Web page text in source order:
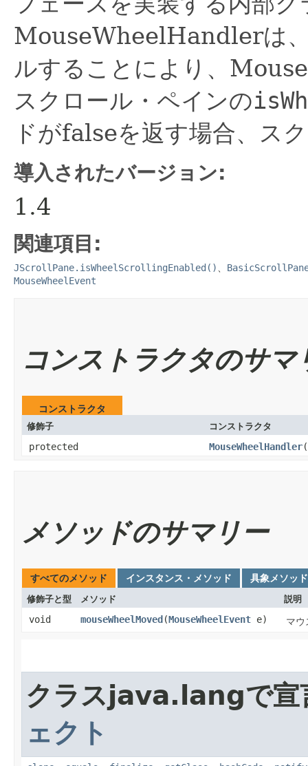
MouseWheelHandlerは
ルすることにより、
スクロール・ペインの
ドがfalseを返す場合、ス
導入されたバージョン:
1.4
関連項目:
JScrollPane.isWheelScrollingEnabled()
MouseWheelEvent
コンストラクタのサマ
コンストラクタ
修飾子 コンストラクタ
protected MouseWheelHandler
メソッドのサマリー
すべてのメソッド インスタンス・メソッド 具象メソッド
修飾子と型 メソッド 説明
void mouseWheelMoved​(MouseWheelEvent e) マ
クラスjava.langで宣
ェクト